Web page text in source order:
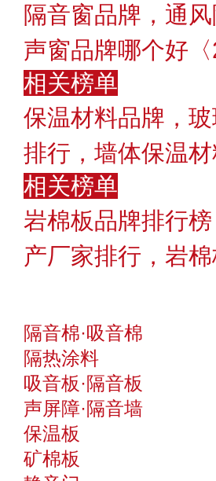
隔音窗品牌，通
声窗品牌哪个好〈
相关榜单
保温材料品牌，
排行，墙体保温
相关榜单
岩棉板品牌排行
产厂家排行，岩
隔音棉·吸音棉
隔热涂料
吸音板·隔音板
声屏障·隔音墙
保温板
矿棉板